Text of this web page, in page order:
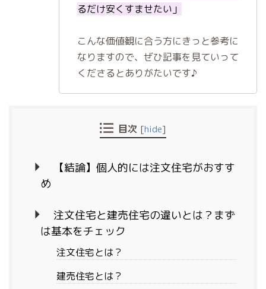
るだけ安くすませたい」
こんな価値観に合う方にきっと参考に
なりますので、ぜひ記事を見ていって
くださるとありがたいです♪
目次 [hide]
【結論】個人的には注文住宅がおすす
め
注文住宅と建売住宅の違いとは？まず
は基本をチェック
注文住宅とは？
建売住宅とは？